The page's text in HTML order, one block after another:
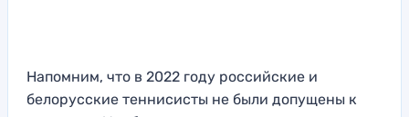
Напомним, что в 2022 году российские и
белорусские теннисисты не были допущены к